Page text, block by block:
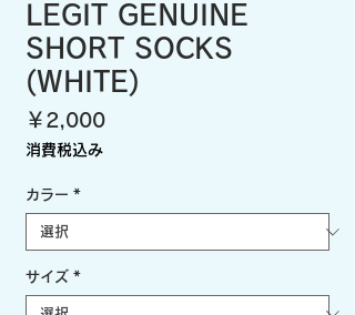
LEGIT GENUINE
SHORT SOCKS
(WHITE)
￥2,000価
消費税込み
カラー *
サイズ *